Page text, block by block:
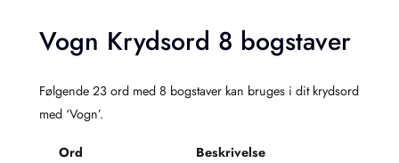
Vogn Krydsord 8 bogstaver
Følgende 23 ord med 8 bogstaver kan bruges i dit krydsord
med ‘Vogn’.
Ord Beskrivelse